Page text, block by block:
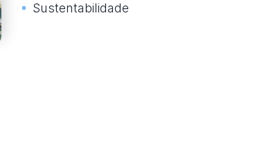
Sustentabilidade